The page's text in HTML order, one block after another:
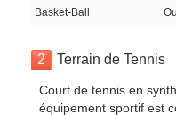
Basket-Ball
2 Terrain de Tennis
Court de tennis en
équipement sportif est